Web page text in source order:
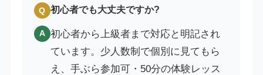
Q 初心者でも大丈夫ですか?
A 初心者から上級者まで対応と明記され
ています。少人数制で個別に見てもら
え、手ぶら参加可・50分の体験レッス